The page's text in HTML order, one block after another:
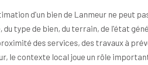
d'un bien de Lanmeur ne peut
type de bien, du terrain, de l'état
des services, des travaux à
le contexte local joue un rôle